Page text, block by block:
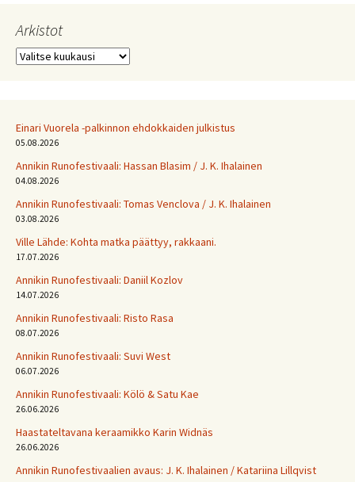
Arkistot
Arkistot
Einari Vuorela -palkinnon ehdokkaiden julkistus
05.08.2026
Annikin Runofestivaali: Has­san Bla­sim / J. K. Ihalainen
04.08.2026
Annikin Runofestivaali: Tomas Venclova / J. K. Ihalainen
03.08.2026
Ville Lähde: Kohta matka päättyy, rakkaani.
17.07.2026
Annikin Runofestivaali: Daniil Kozlov
14.07.2026
Annikin Runofestivaali: Risto Rasa
08.07.2026
Annikin Runofestivaali: Suvi West
06.07.2026
Annikin Runofestivaali: Kölö & Satu Kae
26.06.2026
Haastateltavana keraamikko Karin Widnäs
26.06.2026
Annikin Runofestivaalien avaus: J. K. Ihalainen / Katariina Lillqvist